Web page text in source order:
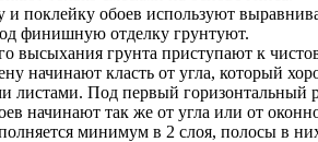
и поклейку обоев используют
финишную отделку грунтуют.
высыхания грунта приступают к
начинают класть от угла, который
листами. Под первый горизонтальный
начинают так же от угла или от
минимум в 2 слоя, полосы в